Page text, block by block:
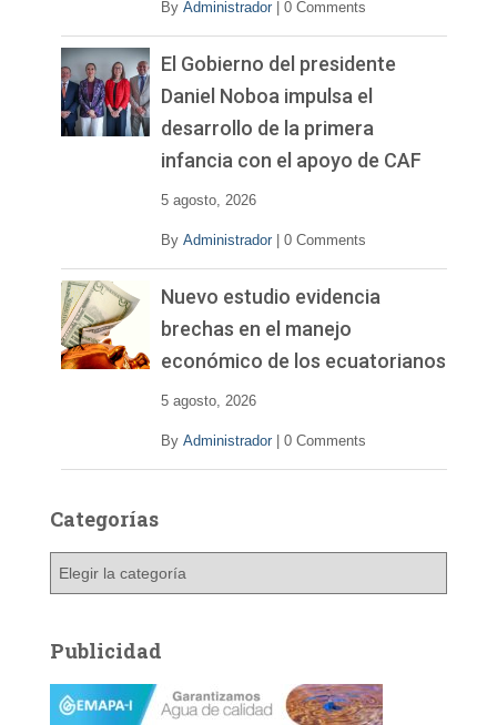
By Administrador 0 Comments
El Gobierno del presidente
Daniel Noboa impulsa el
desarrollo de la primera
infancia con el apoyo de CAF
5 agosto, 2026
By Administrador 0 Comments
Nuevo estudio evidencia
brechas en el manejo
económico de los ecuatorianos
5 agosto, 2026
By Administrador 0 Comments
Categorías
g
o
Publicidad